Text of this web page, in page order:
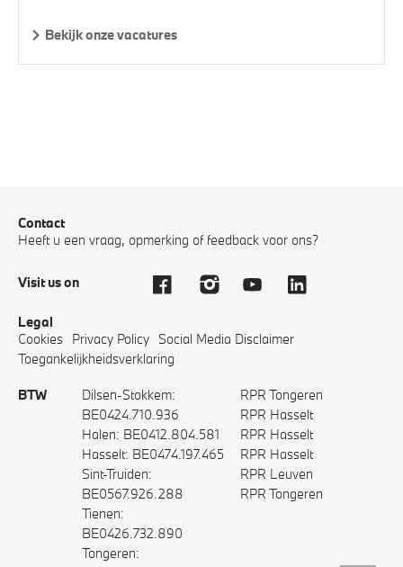
Bekijk onze vacatures
Contact
Heeft u een vraag, opmerking of feedback voor ons?
Visit us on
Legal
Cookies Privacy Policy Social Media Disclaimer
Toegankelijkheidsverklaring
BTW
Dilsen-Stokkem:
BE0424.710.936
Halen: BE0412.804.581
Hasselt: BE0474.197.465
Sint-Truiden:
BE0567.926.288
Tienen:
BE0426.732.890
Tongeren:
RPR Tongeren
RPR Hasselt
RPR Hasselt
RPR Hasselt
RPR Leuven
RPR Tongeren